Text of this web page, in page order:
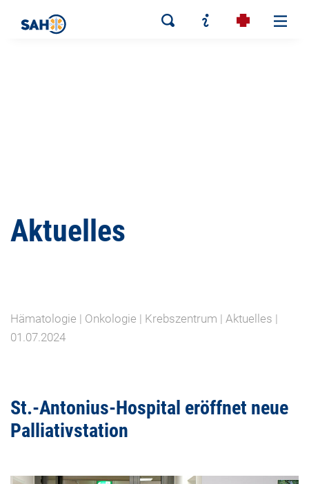
Aktuelles
Hämatologie | Onkologie | Krebszentrum | Aktuelles |
01.07.2024
St.-Antonius-Hospital eröffnet neue
Palliativstation